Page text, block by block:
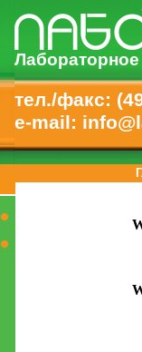
тел./факс:
e-mail: